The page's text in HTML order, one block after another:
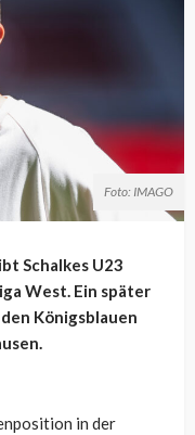
Foto: IMAGO
Schalkes U23
West. Ein später
Königsblauen
in der